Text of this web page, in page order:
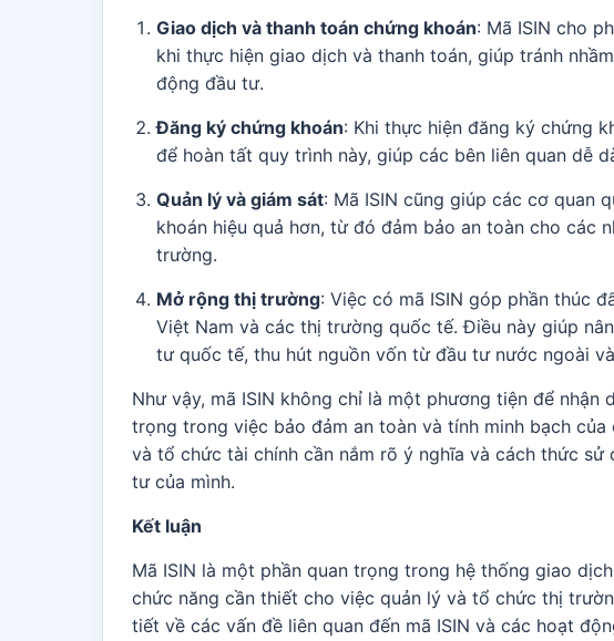
Giao dịch và thanh toán chứng khoán: Mã ISIN cho
khi thực hiện giao dịch và thanh toán, giúp tránh
động đầu tư.
Đăng ký chứng khoán: Khi thực hiện đăng ký chứng
để hoàn tất quy trình này, giúp các bên liên quan dễ
Quản lý và giám sát: Mã ISIN cũng giúp các cơ quan
khoán hiệu quả hơn, từ đó đảm bảo an toàn cho các
trường.
Mở rộng thị trường: Việc có mã ISIN góp phần thúc
Việt Nam và các thị trường quốc tế. Điều này giúp
tư quốc tế, thu hút nguồn vốn từ đầu tư nước ngoài
Như vậy, mã ISIN không chỉ là một phương tiện để
trọng trong việc bảo đảm an toàn và tính minh bạch
và tổ chức tài chính cần nắm rõ ý nghĩa và cách thức sử
tư của mình.
Kết luận
Mã ISIN là một phần quan trọng trong hệ thống giao
chức năng cần thiết cho việc quản lý và tổ chức thị
tiết về các vấn đề liên quan đến mã ISIN và các hoạt